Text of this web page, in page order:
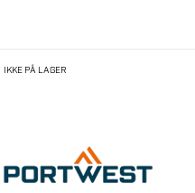
IKKE PÅ LAGER